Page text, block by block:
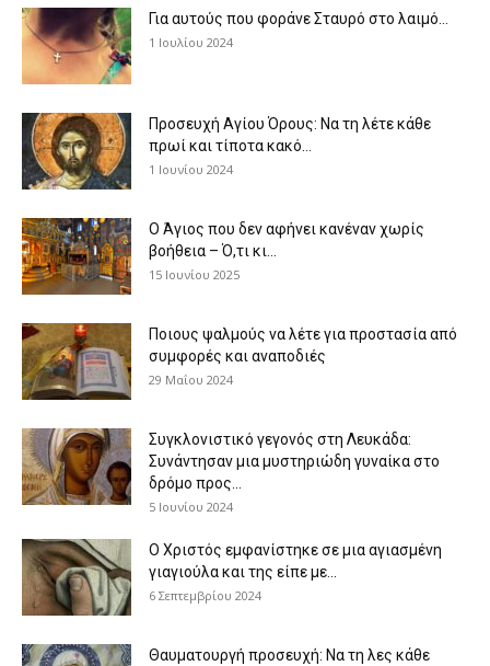
Για αυτούς που φοράνε Σταυρό στο λαιμό…
1 Ιουλίου 2024
Προσευχή Αγίου Όρους: Να τη λέτε κάθε
πρωί και τίποτα κακό...
1 Ιουνίου 2024
Ο Άγιος που δεν αφήνει κανέναν χωρίς
βοήθεια – Ό,τι κι...
15 Ιουνίου 2025
Ποιους ψαλμούς να λέτε για προστασία από
συμφορές και αναποδιές
29 Μαΐου 2024
Συγκλονιστικό γεγονός στη Λευκάδα:
Συνάντησαν μια μυστηριώδη γυναίκα στο
δρόμο προς...
5 Ιουνίου 2024
Ο Χριστός εμφανίστηκε σε μια αγιασμένη
γιαγιούλα και της είπε με...
6 Σεπτεμβρίου 2024
Θαυματουργή προσευχή: Να τη λες κάθε